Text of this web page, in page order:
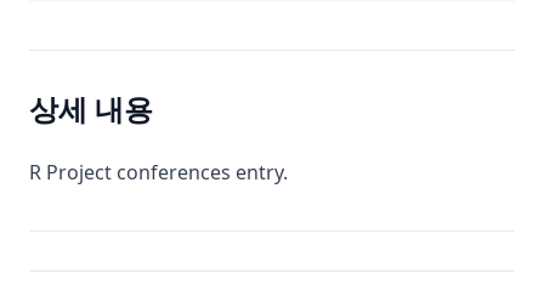
상세 내용
R Project conferences entry.